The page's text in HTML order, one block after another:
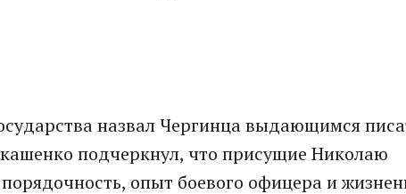
назвал Чергинца выдающимся
подчеркнул, что присущие Николаю
опыт боевого офицера и